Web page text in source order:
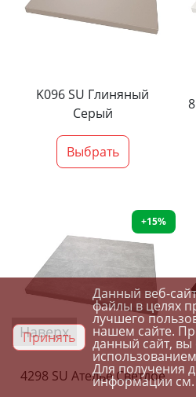
K096 SU Глиняный
Серый
Выбрать
+15%
4298 SU Ателье Светлое
Наверх
Принять
Данный веб-
файлы в целях
лучшего
нашем сайте.
данный сайт, вы
Для получения
информации см.